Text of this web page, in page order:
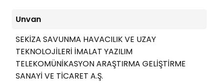
Unvan
SEKİZA SAVUNMA HAVACILIK VE UZAY
TEKNOLOJİLERİ İMALAT YAZILIM
TELEKOMÜNİKASYON ARAŞTIRMA GELİŞTİRME
SANAYİ VE TİCARET A.Ş.